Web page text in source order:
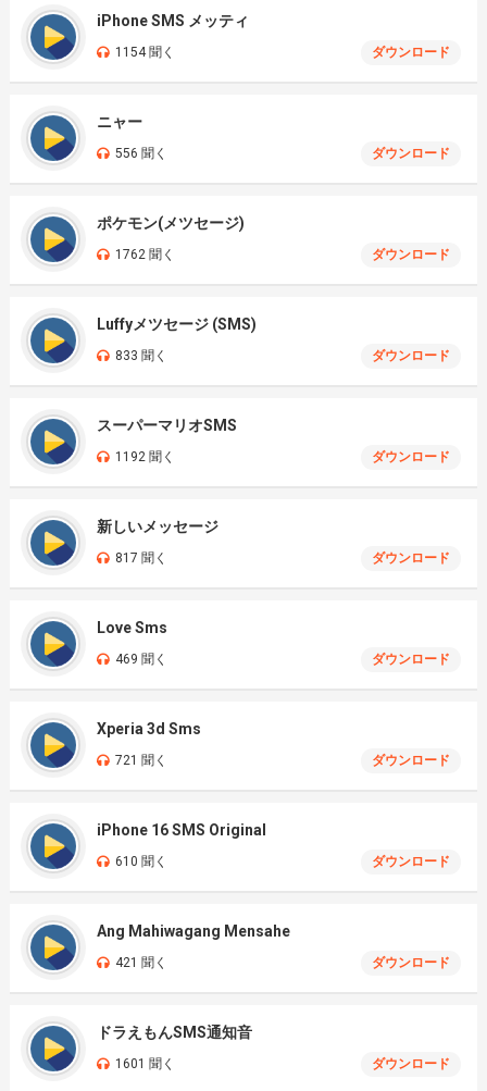
iPhone SMS メッティ
1154 聞く ダウンロード
ニャー
556 聞く ダウンロード
ポケモン(メツセージ)
1762 聞く ダウンロード
Luffyメツセージ (SMS)
833 聞く ダウンロード
スーパーマリオSMS
1192 聞く ダウンロード
新しいメッセージ
817 聞く ダウンロード
Love Sms
469 聞く ダウンロード
Xperia 3d Sms
721 聞く ダウンロード
iPhone 16 SMS Original
610 聞く ダウンロード
Ang Mahiwagang Mensahe
421 聞く ダウンロード
ドラえもんSMS通知音
1601 聞く ダウンロード